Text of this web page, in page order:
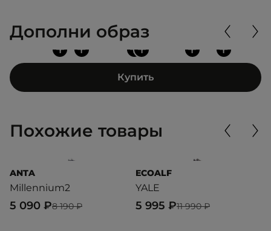
Дополни образ
+
+
+ + +
+
Купить
Похожие товары
ANTA
Millennium2
8 190 ₽
5 090 ₽
ECOALF
YALE
11 990 ₽
5 995 ₽